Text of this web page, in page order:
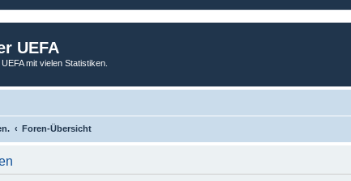
UEFA
mit vielen Statistiken.
Foren-Übersicht